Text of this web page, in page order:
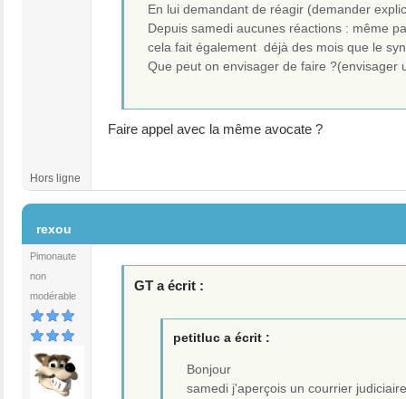
En lui demandant de réagir (demander
Depuis samedi aucunes réactions : même
cela fait également déjà des mois que le
Que peut on envisager de faire ?(envisager
Faire appel avec la même avocate ?
Hors ligne
rexou
Pimonaute
non
modérable
GT a écrit :
petitluc a écrit :
Bonjour
samedi j'aperçois un courrier